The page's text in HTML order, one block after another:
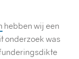
hebben wij een
onderzoek was